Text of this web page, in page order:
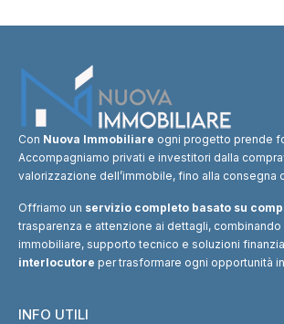
Con Nuova Immobiliare ogni progetto prende
Accompagniamo privati e investitori dalla
valorizzazione dell’immobile, fino alla consegna
Offriamo un servizio completo basato su
trasparenza e attenzione ai dettagli, combinando
immobiliare, supporto tecnico e soluzioni
interlocutore per trasformare ogni opportunità
INFO UTILI